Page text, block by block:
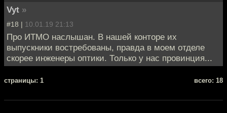
Vyt »
#18 | 10.01.19 21:13
Про ИТМО наслышан. В нашей конторе их
выпускники востребованы, правда в моем отделе
скорее инженеры оптики. Только у нас провинция...
cтраницы: 1 всего: 18